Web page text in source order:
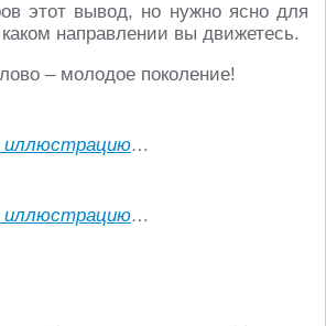
этот вывод, но нужно ясно для
направлении вы движетесь.
– молодое поколение!
иллюстрацию…
иллюстрацию…